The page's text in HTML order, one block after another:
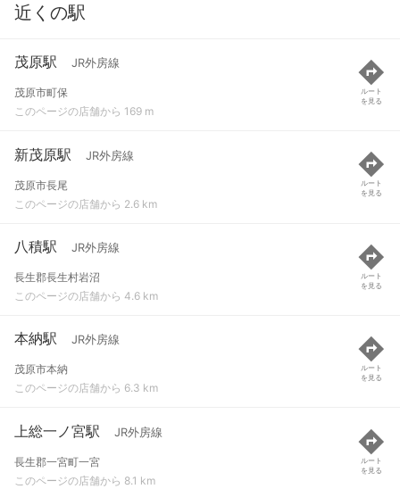
近くの駅
茂原駅 JR外房線
茂原市町保
このページの店舗から 169 m
ルート
を見る
新茂原駅 JR外房線
茂原市長尾
このページの店舗から 2.6 km
ルート
を見る
八積駅 JR外房線
長生郡長生村岩沼
このページの店舗から 4.6 km
ルート
を見る
本納駅 JR外房線
茂原市本納
このページの店舗から 6.3 km
ルート
を見る
上総一ノ宮駅 JR外房線
長生郡一宮町一宮
このページの店舗から 8.1 km
ルート
を見る